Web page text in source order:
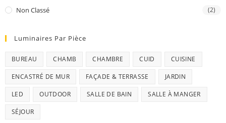
Non Classé (2)
Luminaires Par Pièce
BUREAU CHAMB CHAMBRE CUID CUISINE
ENCASTRÉ DE MUR FAÇADE & TERRASSE JARDIN
LED OUTDOOR SALLE DE BAIN SALLE À MANGER
SÉJOUR